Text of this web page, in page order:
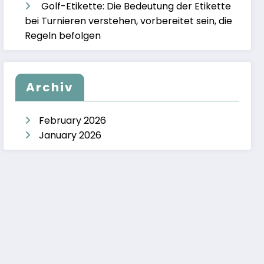
Golf-Etikette: Die Bedeutung der Etikette
bei Turnieren verstehen, vorbereitet sein, die
Regeln befolgen
Archiv
February 2026
January 2026